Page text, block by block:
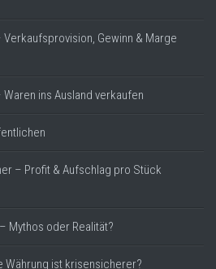
Gewinn & Marge
ins Ausland verkaufen
– Profit & Aufschlag pro Stück
Mythos oder Realität?
Währung ist krisensicherer?